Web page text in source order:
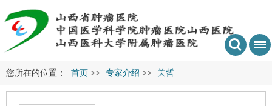
您所在的位置： 首页 >> 专家介绍 >> 关哲